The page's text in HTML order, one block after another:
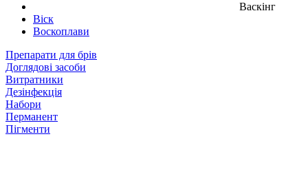
Васкінг
Віск
Воскоплави
Препарати для брів
Доглядові засоби
Витратники
Дезінфекція
Набори
Перманент
Пігменти